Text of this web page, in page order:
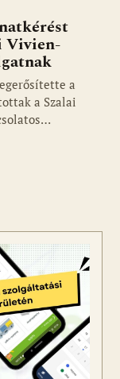
Vivien-
a
a Szalai